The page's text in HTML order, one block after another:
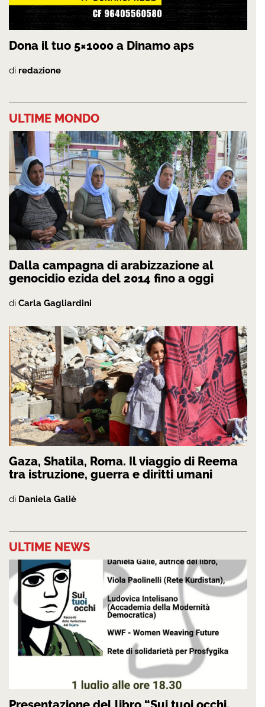
Dona il tuo 5×1000 a Dinamo aps
di redazione
ULTIME MONDO
Dalla campagna di arabizzazione al
genocidio ezida del 2014 fino a oggi
di Carla Gagliardini
Gaza, Shatila, Roma. Il viaggio di Reema
tra istruzione, guerra e diritti umani
di Daniela Galiè
ULTIME NEWS